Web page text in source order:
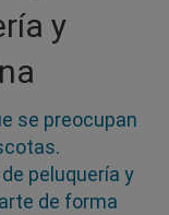
y
se preocupan
peluquería y
de forma